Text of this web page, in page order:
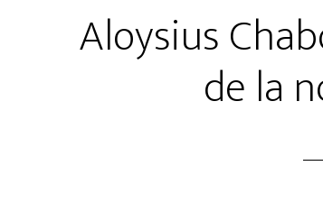
Aloysius
de la